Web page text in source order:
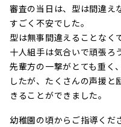
審査の当日は、型は間違え
すごく不安でした。
型は無事間違えることなく
十人組手は気合いで頑張ろ
先輩方の一撃がとても重く
したが、たくさんの声援と
きることができました。
幼稚園の頃からご指導くだ